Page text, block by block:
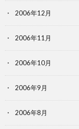
2006年12月
2006年11月
2006年10月
2006年9月
2006年8月